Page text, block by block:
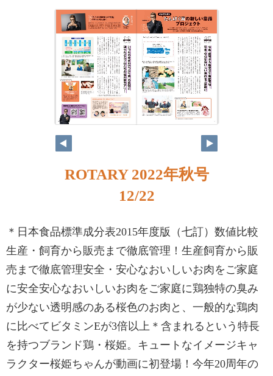
ROTARY 2022年秋号
12/22
＊日本食品標準成分表2015年度版（七訂）数値比較
生産・飼育から販売まで徹底管理！生産飼育から販
売まで徹底管理安全・安心なおいしいお肉をご家庭
に安全安心なおいしいお肉をご家庭に鶏独特の臭み
が少ない透明感のある桜色のお肉と、一般的な鶏肉
に比べてビタミンEが3倍以上＊含まれるという特長
を持つブランド鶏・桜姫。キュートなイメージキャ
ラクター桜姫ちゃんが動画に初登場！今年20周年の